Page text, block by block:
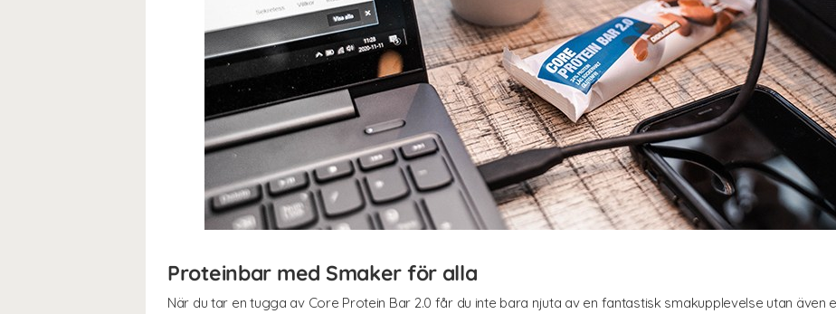
Proteinbar med Smaker för alla
När du tar en tugga av Core Protein Bar 2.0 får du inte bara njuta av en fantastisk smakupplevelse utan även